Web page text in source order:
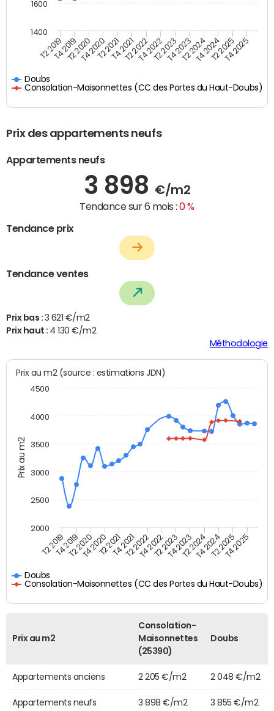
Doubs
Consolation-Maisonnettes (CC des Portes du Haut-Doubs)
T2 2019T4 2019T2 2020T4 2020T2 2021T4 2021T2 2022T4 2022T2 2023T4 2023T2 2024T4 2024T2 2025T4 2025
1400
1600
Prix des appartements neufs
Appartements neufs
3 898 €/m2
Tendance sur 6 mois :0 %
Tendance prix
Tendance ventes
Prix bas : 3 621 €/m2
Prix haut : 4 130 €/m2
Méthodologie
Prix au m2
Prix au m2 (source : estimations JDN)
Doubs
Consolation-Maisonnettes (CC des Portes du Haut-Doubs)
T2 2019T4 2019T2 2020T4 2020T2 2021T4 2021T2 2022T4 2022T2 2023T4 2023T2 2024T4 2024T2 2025T4 2025
2000
2500
3000
3500
4000
4500
Prix au m2
Consolation-
Maisonnettes
(25390)
Doubs
Appartements anciens 2 205 €/m2 2 048 €/m2
Appartements neufs 3 898 €/m2 3 855 €/m2